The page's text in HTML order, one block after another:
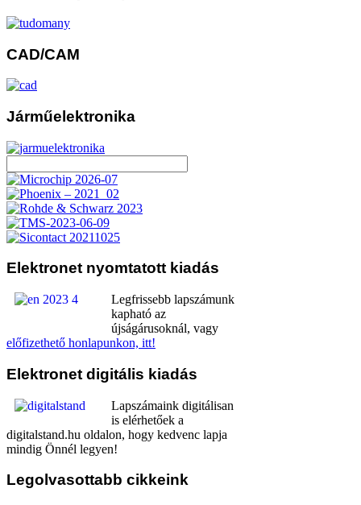
CAD/CAM
Járműelektronika
Elektronet nyomtatott kiadás
Legfrissebb lapszámunk
kapható az
újságárusoknál, vagy
előfizethető honlapunkon, itt!
Elektronet digitális kiadás
Lapszámaink digitálisan
is elérhetőek a
digitalstand.hu oldalon, hogy kedvenc lapja
mindig Önnél legyen!
Legolvasottabb cikkeink